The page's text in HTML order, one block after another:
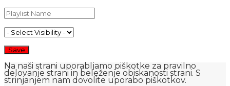
Na naši strani uporabljamo piškotke za pravilno
delovanje strani in beleženje obiskanosti strani. S
strinjanjem nam dovolite uporabo piškotkov.